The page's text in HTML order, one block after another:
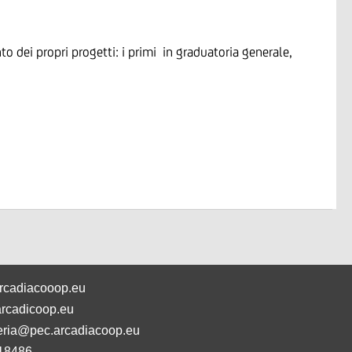
dei propri progetti: i primi in graduatoria generale,